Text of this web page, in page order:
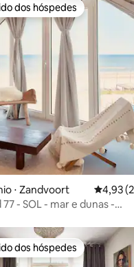
de 5, 260 avaliações
preferidos dos
dos hóspedes
⋅ Zandvoort 4,93 de
4,93
- SOL - mar e dunas -
preferidos dos
dos hóspedes